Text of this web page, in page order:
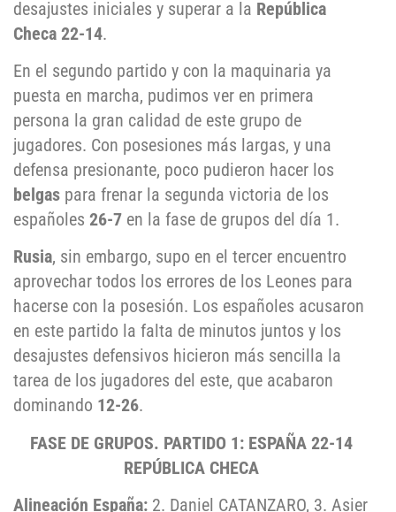
desajustes iniciales y superar a la República
Checa 22-14.
En el segundo partido y con la maquinaria ya
puesta en marcha, pudimos ver en primera
persona la gran calidad de este grupo de
jugadores. Con posesiones más largas, y una
defensa presionante, poco pudieron hacer los
belgas para frenar la segunda victoria de los
españoles 26-7 en la fase de grupos del día 1.
Rusia, sin embargo, supo en el tercer encuentro
aprovechar todos los errores de los Leones para
hacerse con la posesión. Los españoles acusaron
en este partido la falta de minutos juntos y los
desajustes defensivos hicieron más sencilla la
tarea de los jugadores del este, que acabaron
dominando 12-26.
FASE DE GRUPOS. PARTIDO 1: ESPAÑA 22-14
REPÚBLICA CHECA
Alineación España: 2. Daniel CATANZARO, 3. Asier